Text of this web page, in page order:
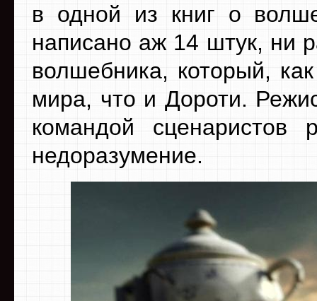
в одной из книг о
написано аж 14 штук, ни
волшебника, который,
мира, что и Дороти.
командой сценаристов
недоразумение.